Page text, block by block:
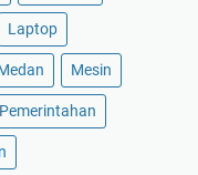
Laptop
Mesin
Pemerintahan